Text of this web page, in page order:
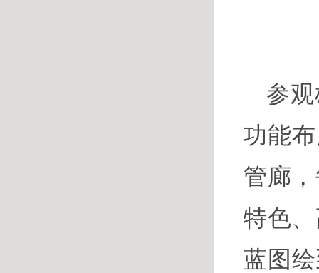
参
功能
管廊
特色
蓝图